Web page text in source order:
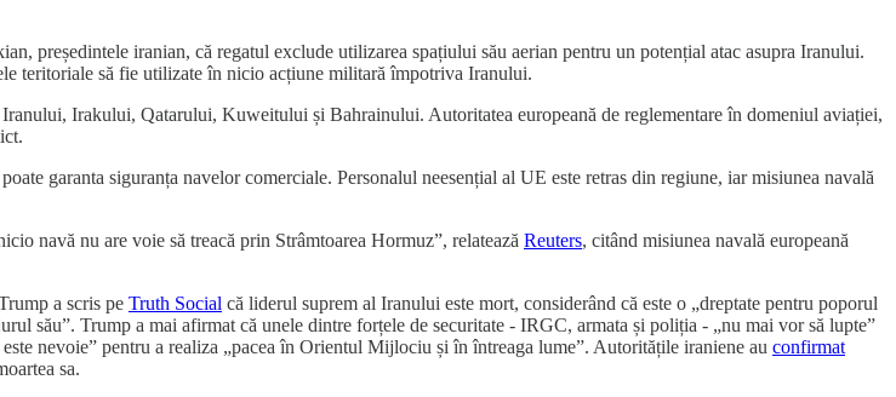
președintele iranian, că regatul exclude utilizarea spațiului său aerian pentru un potențial atac asupra Iranului.
teritoriale să fie utilizate în nicio acțiune militară împotriva Iranului.
Irakului, Qatarului, Kuweitului și Bahrainului. Autoritatea europeană de reglementare în domeniul aviației,
garanta siguranța navelor comerciale. Personalul neesențial al UE este retras din regiune, iar misiunea navală
navă nu are voie să treacă prin Strâmtoarea Hormuz”, relatează Reuters, citând misiunea navală europeană
a scris pe Truth Social că liderul suprem al Iranului este mort, considerând că este o „dreptate pentru poporul
său”. Trump a mai afirmat că unele dintre forțele de securitate - IRGC, armata și poliția - „nu mai vor să lupte”
nevoie” pentru a realiza „pacea în Orientul Mijlociu și în întreaga lume”. Autoritățile iraniene au confirmat
sa.